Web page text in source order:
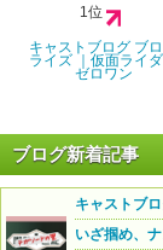
1位
キャストブログ ブ
ライズ ｜仮面ライ
ゼロワン
ブログ新着記事
キャストブ
いざ掴め、